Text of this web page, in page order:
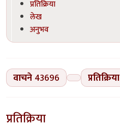
प्रतिक्रिया
लेख
अनुभव
वाचने 43696 प्रतिक्रिया
प्रतिक्रिया